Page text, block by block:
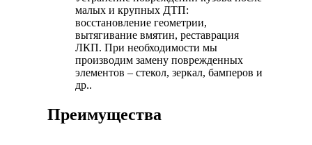
малых и крупных ДТП:
восстановление геометрии,
вытягивание вмятин, реставрация
ЛКП. При необходимости мы
производим замену поврежденных
элементов – стекол, зеркал, бамперов и
др..
Преимущества